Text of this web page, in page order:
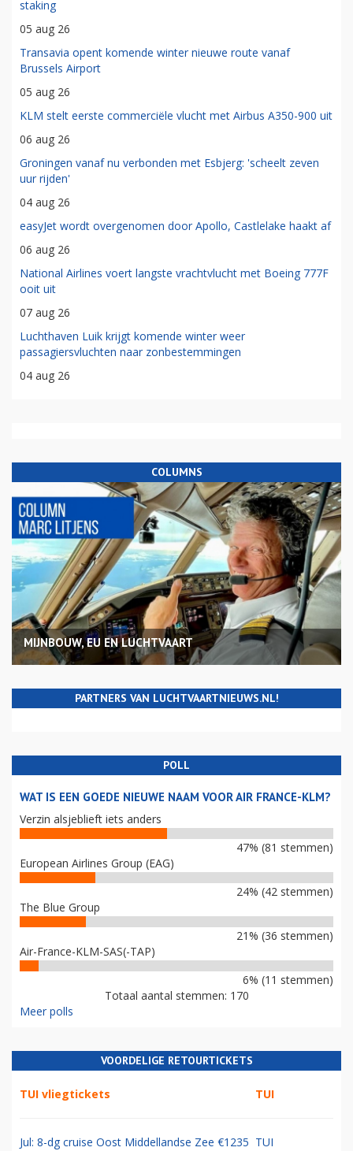
staking
05 aug 26
Transavia opent komende winter nieuwe route vanaf
Brussels Airport
05 aug 26
KLM stelt eerste commerciële vlucht met Airbus A350-900 uit
06 aug 26
Groningen vanaf nu verbonden met Esbjerg: 'scheelt zeven
uur rijden'
04 aug 26
easyJet wordt overgenomen door Apollo, Castlelake haakt af
06 aug 26
National Airlines voert langste vrachtvlucht met Boeing 777F
ooit uit
07 aug 26
Luchthaven Luik krijgt komende winter weer
passagiersvluchten naar zonbestemmingen
04 aug 26
COLUMNS
MIJNBOUW, EU EN LUCHTVAART
PARTNERS VAN LUCHTVAARTNIEUWS.NL!
POLL
WAT IS EEN GOEDE NIEUWE NAAM VOOR AIR FRANCE-KLM?
Verzin alsjeblieft iets anders
47% (81 stemmen)
European Airlines Group (EAG)
24% (42 stemmen)
The Blue Group
21% (36 stemmen)
Air-France-KLM-SAS(-TAP)
6% (11 stemmen)
Totaal aantal stemmen: 170
Meer polls
VOORDELIGE RETOURTICKETS
TUI vliegtickets TUI
Jul: 8-dg cruise Oost Middellandse Zee €1235 TUI